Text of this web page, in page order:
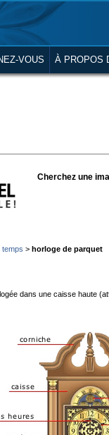
VOUS À PROPOS
Cherchez une
temps > horloge de parquet
dans une caisse haute